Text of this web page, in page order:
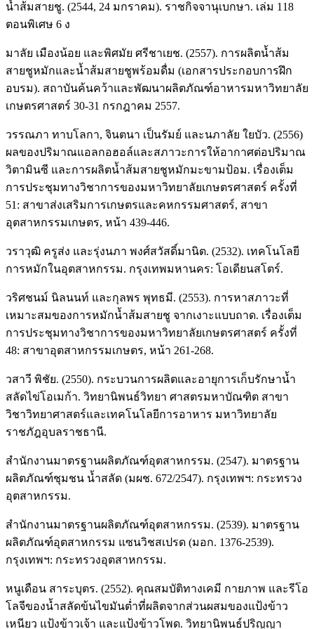
น้ำส้มสายชู. (2544, 24 มกราคม). ราชกิจจานุเบกษา. เล่ม 118
ตอนพิเศษ 6 ง
มาลัย เมืองน้อย และพิศมัย ศรีชาเยช. (2557). การผลิตน้ำส้ม
สายชูหมักและน้ำส้มสายชูพร้อมดื่ม (เอกสารประกอบการฝึก
อบรม). สถาบันค้นคว้าและพัฒนาผลิตภัณฑ์อาหารมหาวิทยาลัย
เกษตรศาสตร์ 30-31 กรกฎาคม 2557.
วรรณภา ทาบโลกา, จินตนา เป็นรัมย์ และนภาลัย ใยบัว. (2556)
ผลของปริมาณแอลกอฮอล์และสภาวะการให้อากาศต่อปริมาณ
วิตามินซี และการผลิตน้ำส้มสายชูหมักมะขามป้อม. เรื่องเต็ม
การประชุมทางวิชาการของมหาวิทยาลัยเกษตรศาสตร์ ครั้งที่
51: สาขาส่งเสริมการเกษตรและคหกรรมศาสตร์, สาขา
อุตสาหกรรมเกษตร, หน้า 439-446.
วราวุฒิ ครูส่ง และรุ่งนภา พงศ์สวัสดิ์มานิต. (2532). เทคโนโลยี
การหมักในอุตสาหกรรม. กรุงเทพมหานคร: โอเดียนสโตร์.
วริศชนม์ นิลนนท์ และกุลพร พุทธมี. (2553). การหาสภาวะที่
เหมาะสมของการหมักนํ้าส้มสายชู จากเงาะแบบถาด. เรื่องเต็ม
การประชุมทางวิชาการของมหาวิทยาลัยเกษตรศาสตร์ ครั้งที่
48: สาขาอุตสาหกรรมเกษตร, หน้า 261-268.
วสาวี พิชัย. (2550). กระบวนการผลิตและอายุการเก็บรักษานํ้า
สลัดไข่โอเมก้า. วิทยานิพนธ์วิทยา ศาสตรมหาบัณฑิต สาขา
วิชาวิทยาศาสตร์และเทคโนโลยีการอาหาร มหาวิทยาลัย
ราชภัฎอุบลราชธานี.
สำนักงานมาตรฐานผลิตภัณฑ์อุตสาหกรรม. (2547). มาตรฐาน
ผลิตภัณฑ์ชุมชน น้ำสลัด (มผช. 672/2547). กรุงเทพฯ: กระทรวง
อุตสาหกรรม.
สำนักงานมาตรฐานผลิตภัณฑ์อุตสาหกรรม. (2539). มาตรฐาน
ผลิตภัณฑ์อุตสาหกรรม แซนวิชสเปรด (มอก. 1376-2539).
กรุงเทพฯ: กระทรวงอุตสาหกรรม.
หนูเดือน สาระบุตร. (2552). คุณสมบัติทางเคมี กายภาพ และรีโอ
โลจีของน้ำสลัดข้นไขมันต่ำที่ผลิตจากส่วนผสมของแป้งข้าว
เหนียว แป้งข้าวเจ้า และแป้งข้าวโพด. วิทยานิพนธ์ปริญญา